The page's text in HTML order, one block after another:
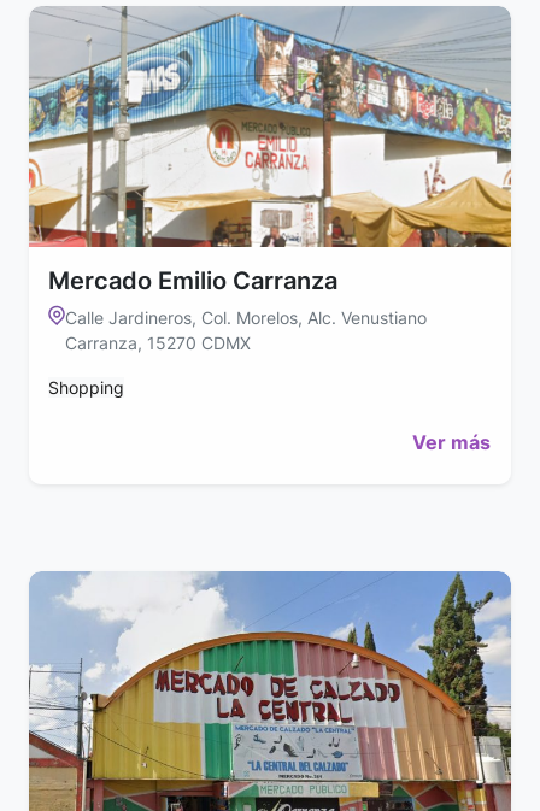
Mercado Emilio Carranza
Calle Jardineros, Col. Morelos, Alc. Venustiano
Carranza, 15270 CDMX
Shopping
Ver más